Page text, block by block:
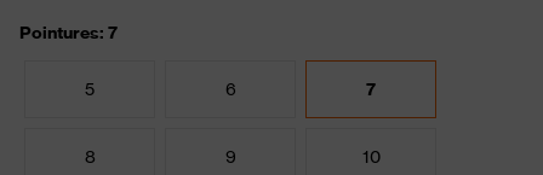
Pointures: 7
5 6 7
8 9 10